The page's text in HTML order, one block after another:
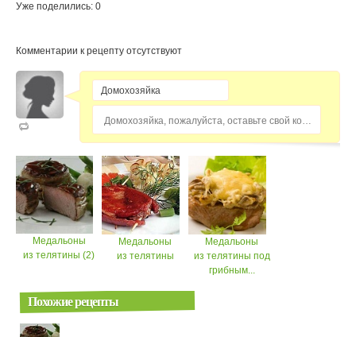
Уже поделились: 0
Комментарии к рецепту отсутствуют
Домохозяйка, пожалуйста, оставьте свой комментарий...
Медальоны
из телятины (2)
Медальоны
из телятины
Медальоны
из телятины под
грибным...
Похожие рецепты